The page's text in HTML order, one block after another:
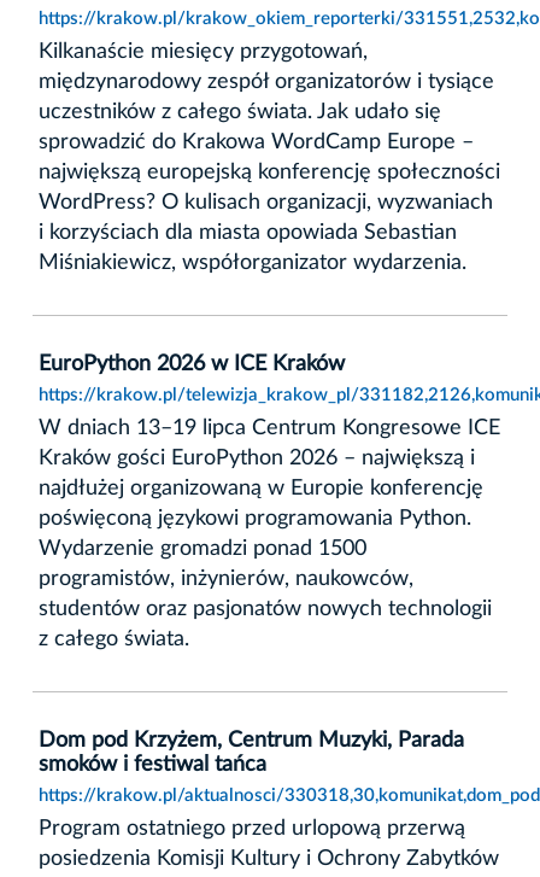
https://krakow.pl/krakow_okiem_reporterki/
Kilkanaście miesięcy przygotowań,
międzynarodowy zespół organizatorów i tysiące
uczestników z całego świata. Jak udało się
sprowadzić do Krakowa WordCamp Europe –
największą europejską konferencję społeczności
WordPress? O kulisach organizacji, wyzwaniach
i korzyściach dla miasta opowiada Sebastian
Miśniakiewicz, współorganizator wydarzenia.
EuroPython 2026 w ICE Kraków
https://krakow.pl/telewizja_krakow_pl/
W dniach 13–19 lipca Centrum Kongresowe ICE
Kraków gości EuroPython 2026 – największą i
najdłużej organizowaną w Europie konferencję
poświęconą językowi programowania Python.
Wydarzenie gromadzi ponad 1500
programistów, inżynierów, naukowców,
studentów oraz pasjonatów nowych technologii
z całego świata.
Dom pod Krzyżem, Centrum Muzyki, Parada
smoków i festiwal tańca
https://krakow.pl/aktualnosci/
Program ostatniego przed urlopową przerwą
posiedzenia Komisji Kultury i Ochrony Zabytków